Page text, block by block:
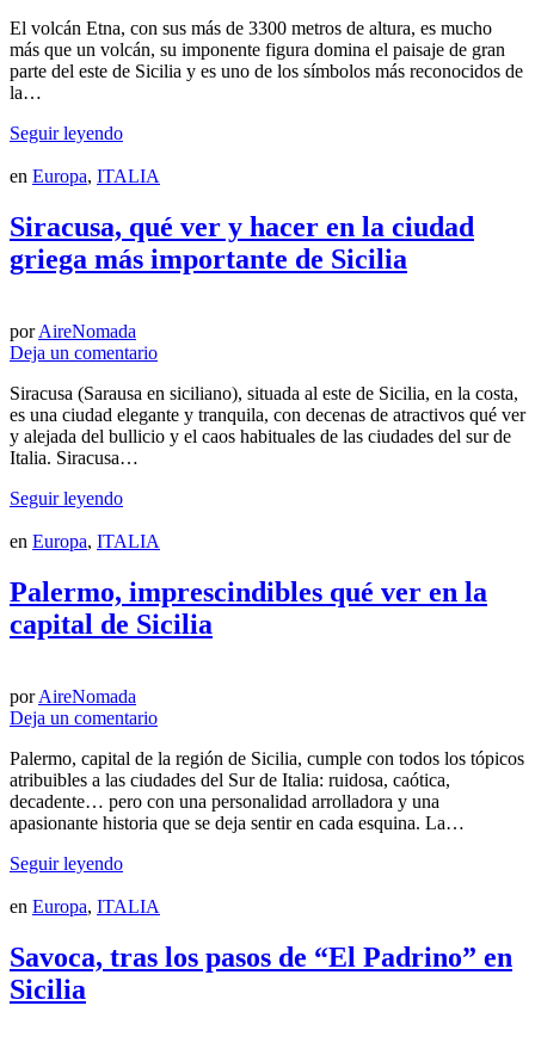
El volcán Etna, con sus más de 3300 metros de altura, es mucho
más que un volcán, su imponente figura domina el paisaje de gran
parte del este de Sicilia y es uno de los símbolos más reconocidos de
la…
Seguir leyendo
en Europa, ITALIA
Siracusa, qué ver y hacer en la ciudad
griega más importante de Sicilia
porAireNomada
Deja un comentario
Siracusa (Sarausa en siciliano), situada al este de Sicilia, en la costa,
es una ciudad elegante y tranquila, con decenas de atractivos qué ver
y alejada del bullicio y el caos habituales de las ciudades del sur de
Italia. Siracusa…
Seguir leyendo
en Europa, ITALIA
Palermo, imprescindibles qué ver en la
capital de Sicilia
porAireNomada
Deja un comentario
Palermo, capital de la región de Sicilia, cumple con todos los tópicos
atribuibles a las ciudades del Sur de Italia: ruidosa, caótica,
decadente… pero con una personalidad arrolladora y una
apasionante historia que se deja sentir en cada esquina. La…
Seguir leyendo
en Europa, ITALIA
Savoca, tras los pasos de “El Padrino” en
Sicilia